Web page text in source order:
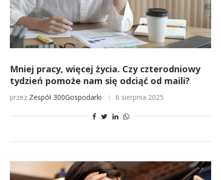
Mniej pracy, więcej życia. Czy czterodniowy
tydzień pomoże nam się odciąć od maili?
przez Zespół 300Gospodarki 6 sierpnia 2025